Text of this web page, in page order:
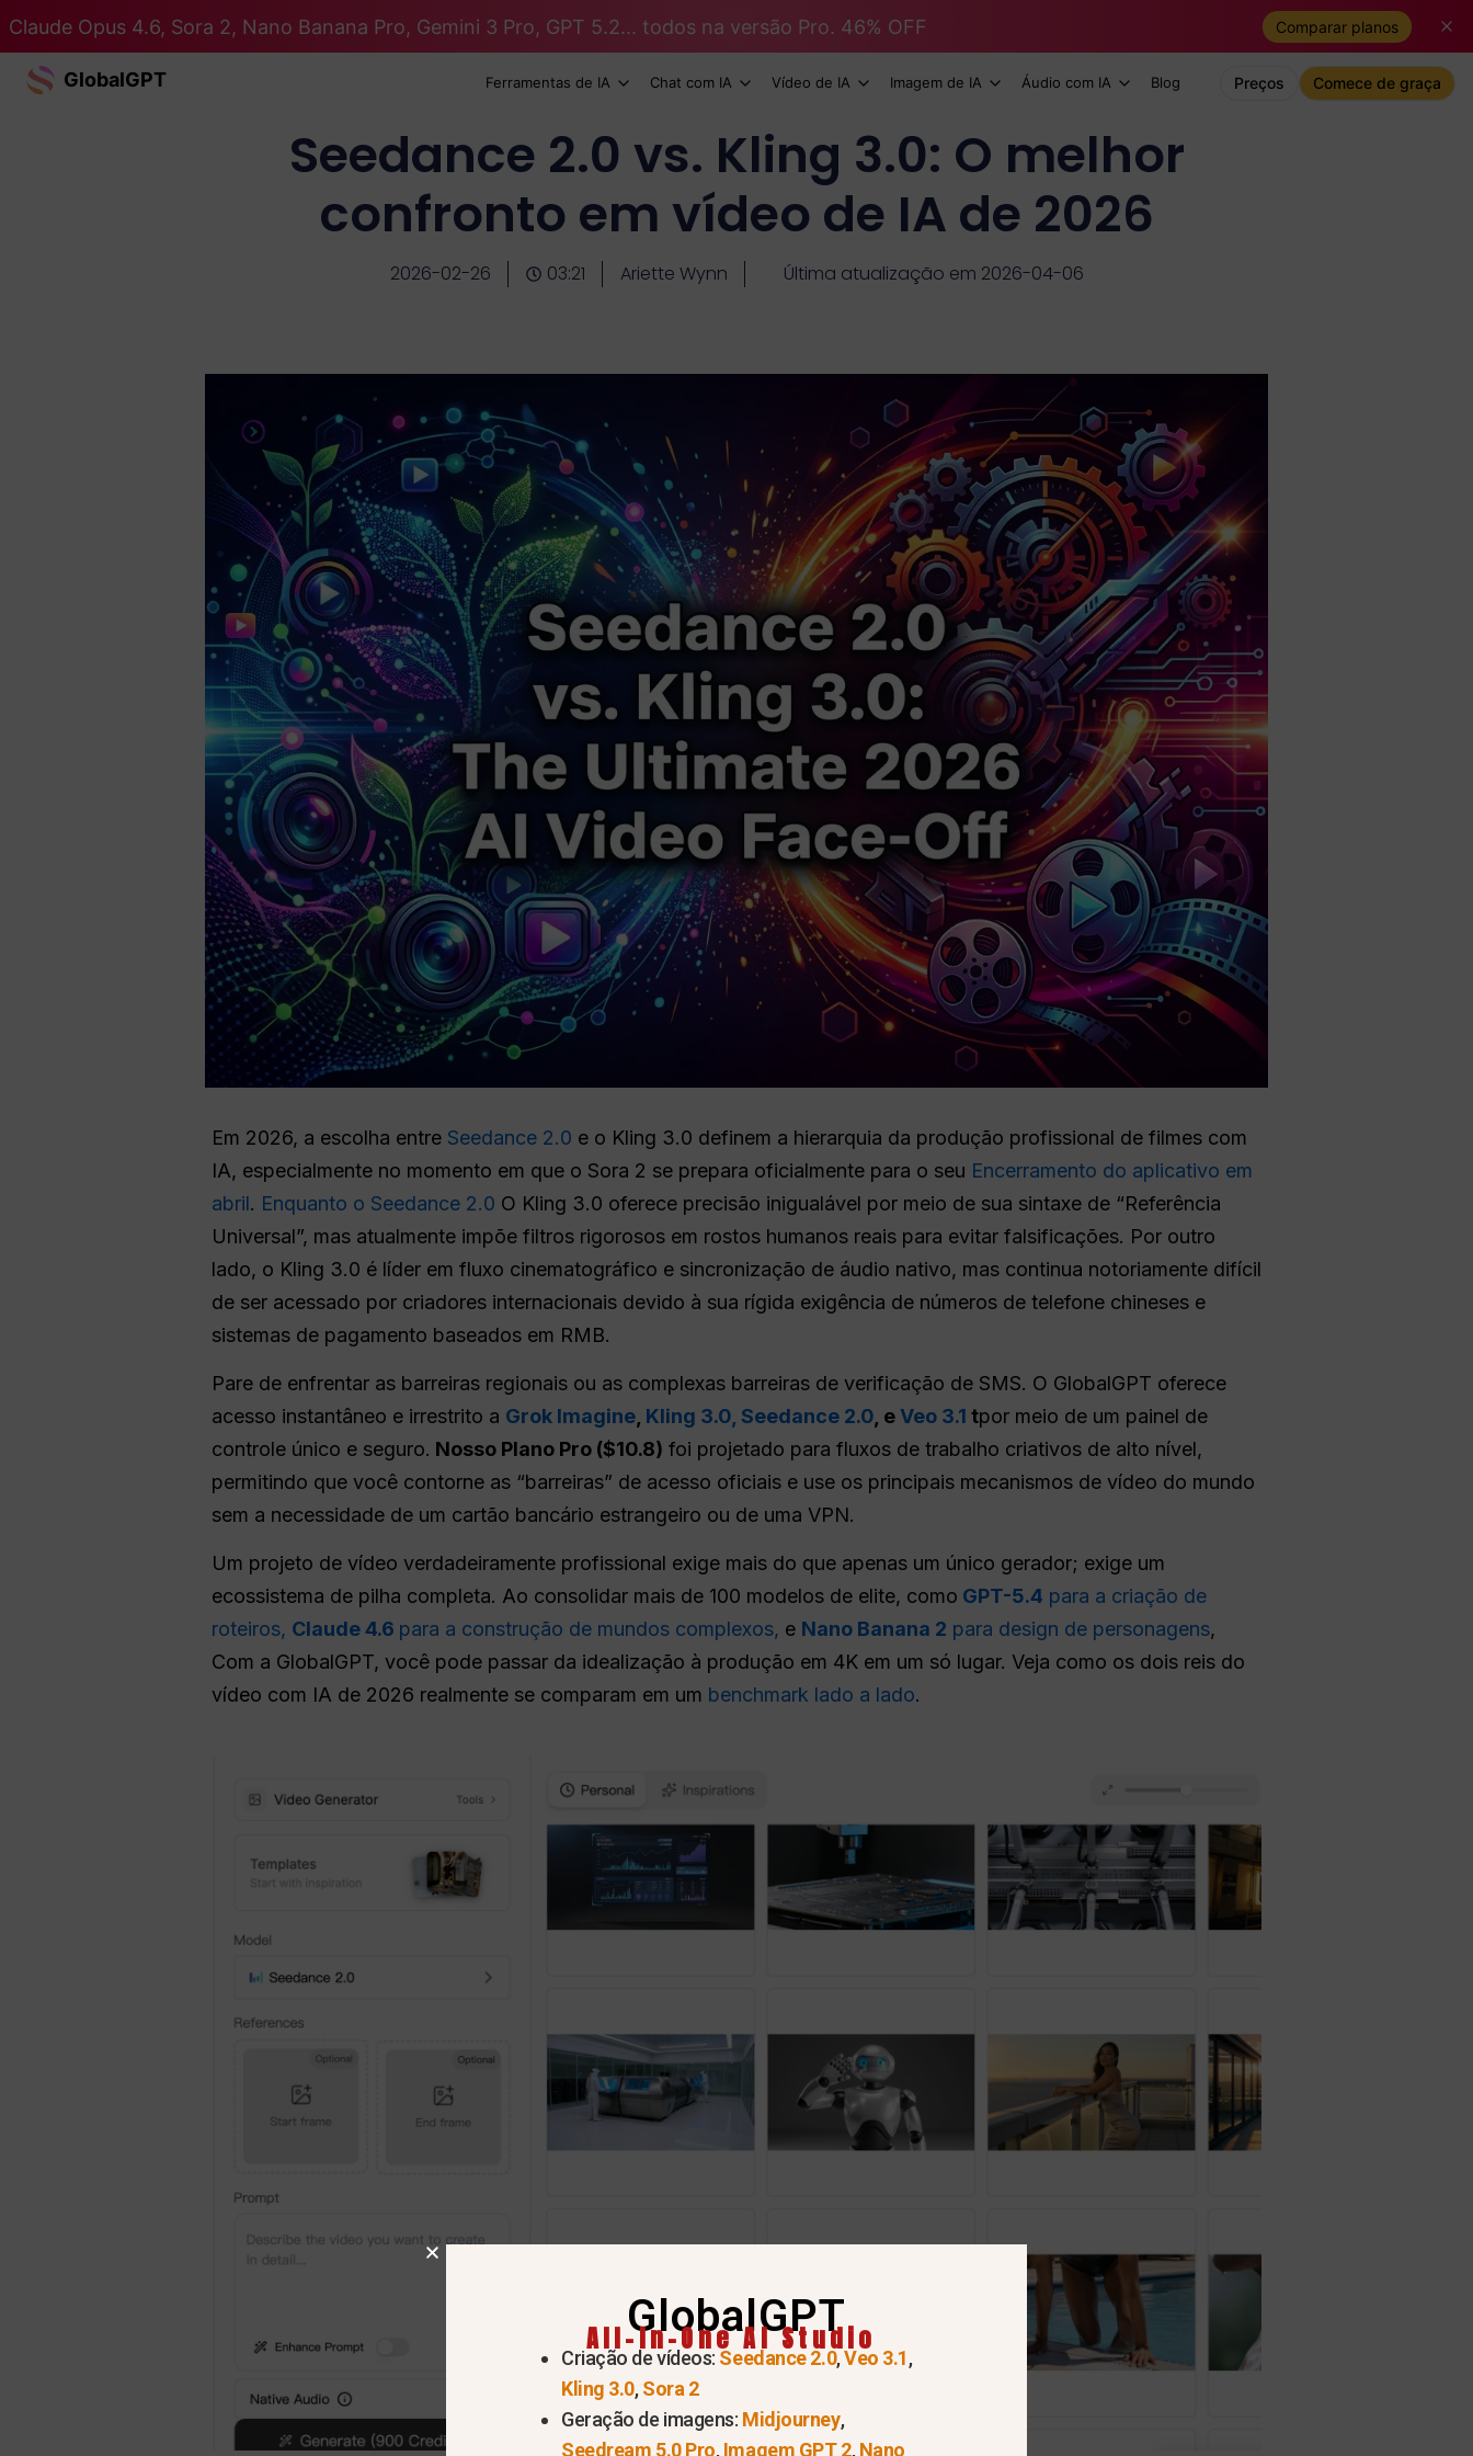
Claude Opus 4.6, Sora 2, Nano Banana Pro, Gemini 3 Pro, GPT 5.2... todos na versão Pro. 46% OFF Comparar planos
GlobalGPT Ferramentas de IA Chat com IA Vídeo de IA Imagem de IA Áudio com IA Blog Preços Comece de graça
Seedance 2.0 vs. Kling 3.0: O melhor
confronto em vídeo de IA de 2026
2026-02-26 03:21 Ariette Wynn Última atualização em 2026-04-06
Em 2026, a escolha entre Seedance 2.0 e o Kling 3.0 definem a hierarquia da produção profissional de filmes com
IA, especialmente no momento em que o Sora 2 se prepara oficialmente para o seu Encerramento do aplicativo em
abril. Enquanto o Seedance 2.0 O Kling 3.0 oferece precisão inigualável por meio de sua sintaxe de “Referência
Universal”, mas atualmente impõe filtros rigorosos em rostos humanos reais para evitar falsificações. Por outro
lado, o Kling 3.0 é líder em fluxo cinematográfico e sincronização de áudio nativo, mas continua notoriamente difícil
de ser acessado por criadores internacionais devido à sua rígida exigência de números de telefone chineses e
sistemas de pagamento baseados em RMB.
Pare de enfrentar as barreiras regionais ou as complexas barreiras de verificação de SMS. O GlobalGPT oferece
acesso instantâneo e irrestrito a Grok Imagine Kling 3.0, Seedance 2.0 , eVeo 3.1 tpor meio de um painel de
controle único e seguro. Nosso Plano Pro ($10.8) foi projetado para fluxos de trabalho criativos de alto nível,
permitindo que você contorne as “barreiras” de acesso oficiais e use os principais mecanismos de vídeo do mundo
sem a necessidade de um cartão bancário estrangeiro ou de uma VPN.
Um projeto de vídeo verdadeiramente profissional exige mais do que apenas um único gerador; exige um
ecossistema de pilha completa. Ao consolidar mais de 100 modelos de elite, como GPT-5.4 para a criação de
roteiros, Claude 4.6 para a construção de mundos complexos, e Nano Banana 2 para design de personagens,
Com a GlobalGPT, você pode passar da idealização à produção em 4K em um só lugar. Veja como os dois reis do
vídeo com IA de 2026 realmente se comparam em um benchmark lado a lado.
GlobalGPT
All-In-One AI Studio
Criação de vídeos: Seedance 2.0,Veo 3.1,
Kling 3.0,Sora 2
Geração de imagens: Midjourney,
Seedream 5.0 Pro,Imagem GPT 2,Nano